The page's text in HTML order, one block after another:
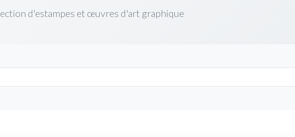
d'estampes et œuvres d'art graphique